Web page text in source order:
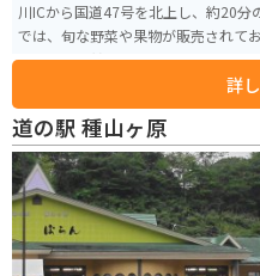
川ICから国道47号を北上し、約20分の場所にあり
では、旬な野菜や果物が販売されて
に、夏には甘くてみずみずしいスイ
ストランでは、地元産の食材を使った
で訪れる場合、道の駅には広い駐車
リングの休憩場所として利用するの
ばせば、鳴子温泉郷や鬼首温泉郷な
ます。日帰り温泉施設も充実してい
ができます。 道の駅 路田里はなやまは、地元の人々とのふれあいや、自然豊
かな景色を楽しむことができる場所
寄ってみてください。
詳
道の駅 種山ヶ原